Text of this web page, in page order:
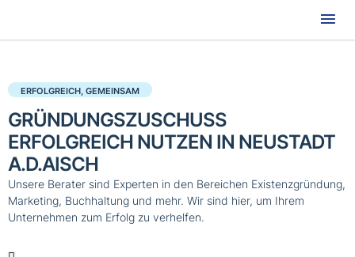
ERFOLGREICH, GEMEINSAM
GRÜNDUNGSZUSCHUSS
ERFOLGREICH NUTZEN IN NEUSTADT
A.D.AISCH
Unsere Berater sind Experten in den Bereichen Existenzgründung,
Marketing, Buchhaltung und mehr. Wir sind hier, um Ihrem
Unternehmen zum Erfolg zu verhelfen.